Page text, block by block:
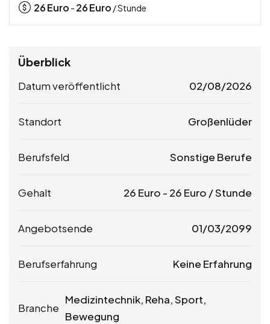
26Euro - 26Euro / Stunde
Überblick
Datum veröffentlicht 02/08/2026
Standort Großenlüder
Berufsfeld Sonstige Berufe
Gehalt 26 Euro - 26 Euro / Stunde
Angebotsende 01/03/2099
Berufserfahrung Keine Erfahrung
Branche
Medizintechnik, Reha, Sport,
Bewegung